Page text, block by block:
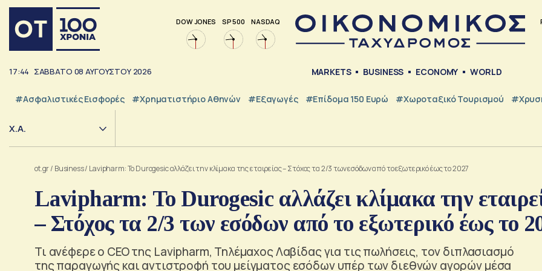
DOW JONES SP 500 NASDAQ
17:44 ΣΑΒΒΑΤΟ 08 ΑΥΓΟΥΣΤΟΥ 2026 MARKETS BUSINESS ECONOMY WORLD
#Ασφαλιστικές Εισφορές #Χρηματιστήριο Αθηνών #εξαγωγές #Επίδομα 150 Ευρώ #Χωροταξικό Τουρισμού
Χ.Α.
ot.gr/ Business/ Lavipharm: Το Durogesic αλλάζει την κλίμακα της εταιρείας – Στόχος τα 2/3 των εσόδων από το εξωτερικό έως το 2027
Lavipharm: Το Durogesic αλλάζει κλίμακα την
– Στόχος τα 2/3 των εσόδων από το εξωτερικό έως το
Τι ανέφερε ο CEO της Lavipharm, Τηλέμαχος Λαβίδας για τις πωλήσεις, τον διπλασιασμό
της παραγωγής και αντιστροφή του μείγματος εσόδων υπέρ των διεθνών αγορών μέσα